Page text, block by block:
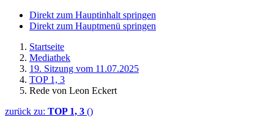
Direkt zum Hauptinhalt springen
Direkt zum Hauptmenü springen
Startseite
Mediathek
19. Sitzung vom 11.07.2025
TOP 1, 3
Rede von Leon Eckert
zurück zu: TOP 1, 3 ()